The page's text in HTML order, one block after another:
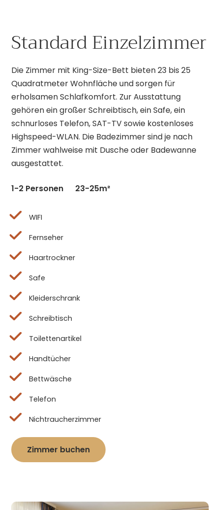
Standard Einzelzimmer
Die Zimmer mit King-Size-Bett bieten 23 bis 25
Quadratmeter Wohnfläche und sorgen für
erholsamen Schlafkomfort. Zur Ausstattung
gehören ein großer Schreibtisch, ein Safe, ein
schnurloses Telefon, SAT-TV sowie kostenloses
Highspeed-WLAN. Die Badezimmer sind je nach
Zimmer wahlweise mit Dusche oder Badewanne
ausgestattet.
1-2 Personen 23-25m²
WIFI
Fernseher
Haartrockner
Safe
Kleiderschrank
Schreibtisch
Toilettenartikel
Handtücher
Bettwäsche
Telefon
Nichtraucherzimmer
Zimmer buchen